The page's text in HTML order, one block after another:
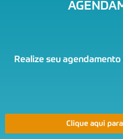
Realize seu
Clique aqui